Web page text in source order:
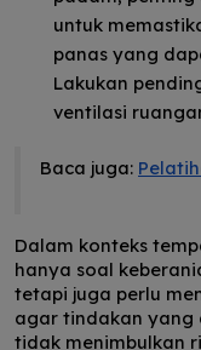
untuk
panas yang
Lakukan
ventilasi
Baca juga:
Dalam konteks
hanya soal
tetapi juga perlu
agar tindakan yang
tidak menimbulkan